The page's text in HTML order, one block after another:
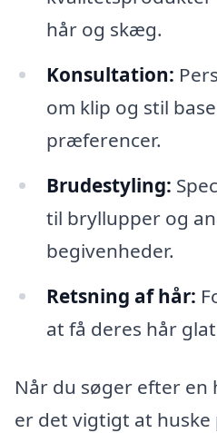
hår og skæg.
Konsultation:
om klip og stil
præferencer.
Brudestyling:
til bryllupper og
begivenheder.
Retsning af hår:
at få deres hår
Når du søger efter en
er det vigtigt at